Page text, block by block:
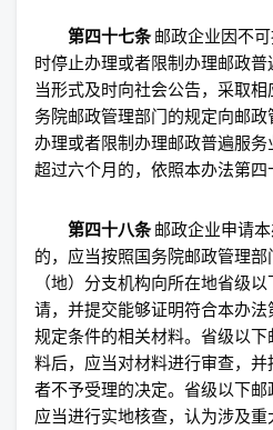
第四十七条邮政企业因不
时停止办理或者限制办理邮政
当形式及时向社会公告，采取
务院邮政管理部门的规定向邮
办理或者限制办理邮政普遍服务
超过六个月的，依照本办法第四
第四十八条邮政企业申请
的，应当按照国务院邮政管理
（地）分支机构向所在地省级
请，并提交能够证明符合本办
规定条件的相关材料。省级以
料后，应当对材料进行审查，
者不予受理的决定。省级以下邮
应当进行实地核查，认为涉及重